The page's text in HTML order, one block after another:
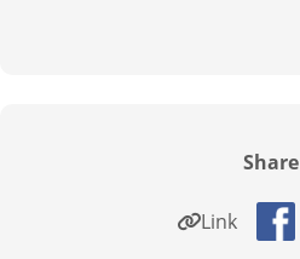
Share
Link